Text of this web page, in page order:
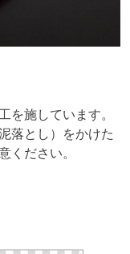
を施しています。
落とし）をかけた
ください。